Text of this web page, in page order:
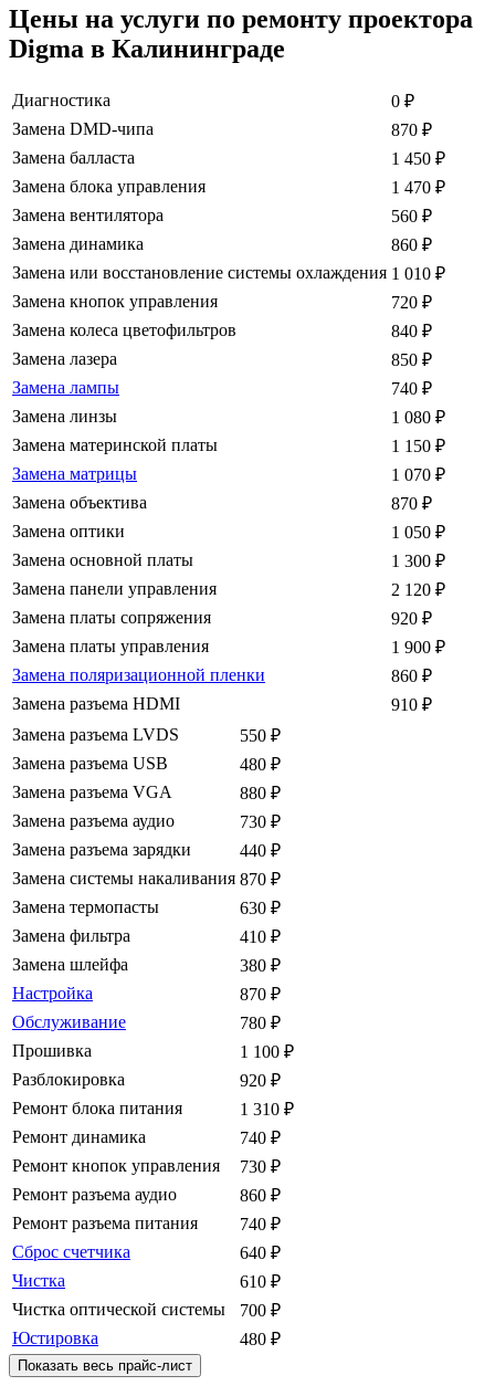
Цены на услуги по ремонту проектора
Digma в Калининграде
Диагностика 0 ₽
Замена DMD-чипа
870 ₽
Замена балласта
1 450 ₽
Замена блока управления
1 470 ₽
Замена вентилятора
560 ₽
Замена динамика
860 ₽
Замена или восстановление системы охлаждения 1 010 ₽
Замена кнопок управления
720 ₽
Замена колеса цветофильтров
840 ₽
Замена лазера
850 ₽
Замена лампы
740 ₽
Замена линзы
1 080 ₽
Замена материнской платы
1 150 ₽
Замена матрицы
1 070 ₽
Замена объектива
870 ₽
Замена оптики
1 050 ₽
Замена основной платы
1 300 ₽
Замена панели управления
2 120 ₽
Замена платы сопряжения
920 ₽
Замена платы управления
1 900 ₽
Замена поляризационной пленки
860 ₽
Замена разъема HDMI
910 ₽
Замена разъема LVDS
550 ₽
Замена разъема USB
480 ₽
Замена разъема VGA
880 ₽
Замена разъема аудио
730 ₽
Замена разъема зарядки
440 ₽
Замена системы накаливания 870 ₽
Замена термопасты
630 ₽
Замена фильтра
410 ₽
Замена шлейфа
380 ₽
Настройка
870 ₽
Обслуживание
780 ₽
Прошивка
1 100 ₽
Разблокировка
920 ₽
Ремонт блока питания
1 310 ₽
Ремонт динамика
740 ₽
Ремонт кнопок управления
730 ₽
Ремонт разъема аудио
860 ₽
Ремонт разъема питания
740 ₽
Сброс счетчика
640 ₽
Чистка
610 ₽
Чистка оптической системы
700 ₽
Юстировка
480 ₽
Показать весь прайс-лист